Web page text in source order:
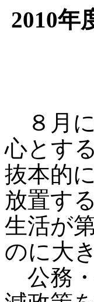
2010年
８月に
心とす
抜本的
放置す
生活が
のに大
公務・